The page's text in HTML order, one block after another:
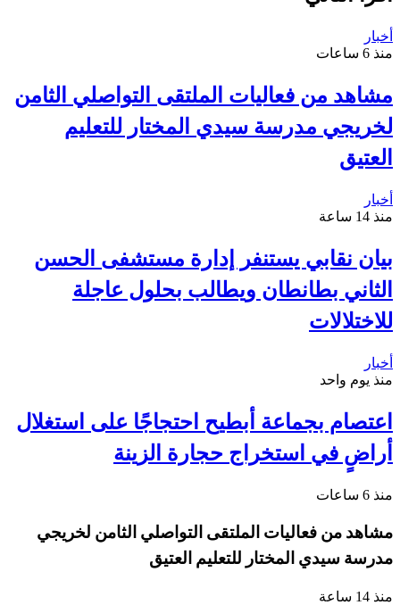
أخبار
منذ 6 ساعات
مشاهد من فعاليات الملتقى التواصلي الثامن
لخريجي مدرسة سيدي المختار للتعليم
العتيق
أخبار
منذ 14 ساعة
بيان نقابي يستنفر إدارة مستشفى الحسن
الثاني بطانطان ويطالب بحلول عاجلة
للاختلالات
أخبار
منذ يوم واحد
اعتصام بجماعة أبطيح احتجاجًا على استغلال
أراضٍ في استخراج حجارة الزينة
منذ 6 ساعات
مشاهد من فعاليات الملتقى التواصلي الثامن لخريجي
مدرسة سيدي المختار للتعليم العتيق
منذ 14 ساعة